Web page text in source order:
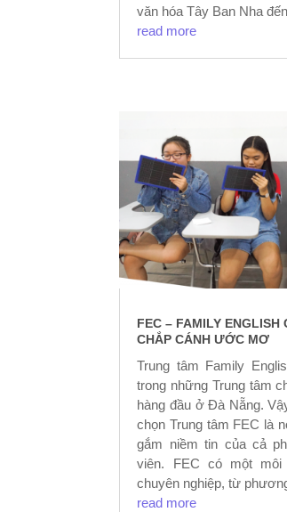
văn hóa Tây Ban Nha
read more
FEC – FAMILY ENGLISH
CHẮP CÁNH ƯỚC MƠ
Trung tâm Family
trong những Trung tâm
hàng đầu ở Đà Nẵng.
chọn Trung tâm FEC là
gắm niềm tin của cả
viên. FEC có một
chuyên nghiệp, từ
read more